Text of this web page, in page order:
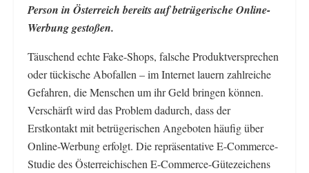
Person in Österreich bereits auf betrügerische Online-
Werbung gestoßen.
Täuschend echte Fake-Shops, falsche Produktversprechen
oder tückische Abofallen – im Internet lauern zahlreiche
Gefahren, die Menschen um ihr Geld bringen können.
Verschärft wird das Problem dadurch, dass der
Erstkontakt mit betrügerischen Angeboten häufig über
Online-Werbung erfolgt. Die repräsentative E-Commerce-
Studie des Österreichischen E-Commerce-Gütezeichens